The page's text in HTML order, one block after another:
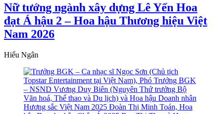
Nữ tướng ngành xây dựng Lê Yến Hoa
đạt Á hậu 2 – Hoa hậu Thương hiệu Việt
Nam 2026
Hiếu Ngân